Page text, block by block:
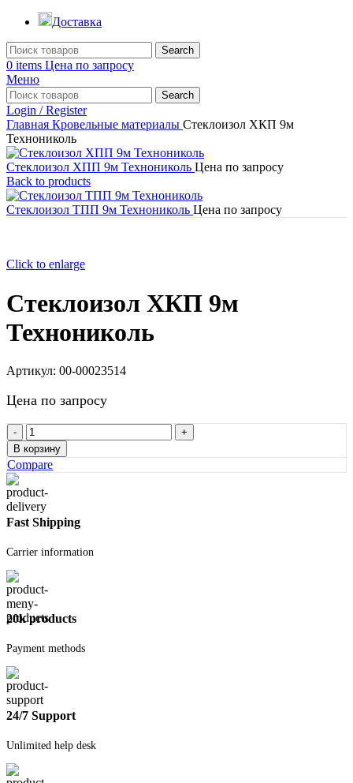
Доставка
Search
0 items Цена по запросу
Меню
Search
Login / Register
Главная Кровельные материалы Стеклоизол ХКП 9м
Технониколь
Стеклоизол ХПП 9м Технониколь Цена по запросу
Back to products
Стеклоизол ТПП 9м Технониколь Цена по запросу
Click to enlarge
Стеклоизол ХКП 9м
Технониколь
Артикул: 00-00023514
Цена по запросу
Количество
товара
Стеклоизол
ХКП
9м
Технониколь
В корзину
Compare
Fast Shipping
Carrier information
20k products
Payment methods
24/7 Support
Unlimited help desk